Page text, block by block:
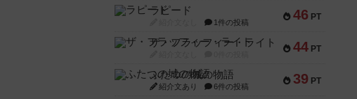
46 PT
ラピード
1件の投稿
44 PT
ザ・フラッフィー・ライト
39 PT
ふたつの城の物語
紹介文あり 6件の投稿